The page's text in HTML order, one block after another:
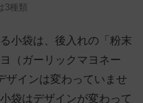
3種類
小袋は、後入れの「粉末
（ガーリックマヨネー
ザインは変わっていませ
袋はデザインが変わって